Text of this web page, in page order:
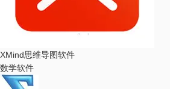
XMind思维导图软件
数学软件